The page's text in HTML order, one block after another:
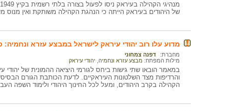
של היהודים בעיראק הייתה כי הנהגת הקהילה משותקת ואין מנוס
מדוע עלו רוב יהודי עיראק לישראל במבצע עזרא ונחמיה:
מחברת:
דפנה צמחוני
מילות המפתח: מבצע עזרא ונחמיה יהודי עיראק
במאמר הובאו שתי גישות ביחס לגורמי היציאה ההמונית של
והרדיפות מצד השלטונות העיראקיים. לדעת הכותבת הגורם הבסיסי
הקהילה בקרב היהודים, ומעל לכל החינוך היהודי ולימוד השפה